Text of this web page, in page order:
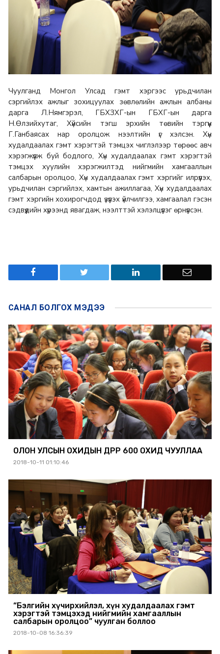
Чуулганд Монгол Улсад гэмт хэргээс урьдчилан
сэргийлэх ажлыг зохицуулах зөвлөлийн ажлын албаны
дарга Л.Нямгэрэл, ГБХЗХГ-ын ГБХГ-ын дарга
Н.Өлзийхутаг, Хүйсийн тэгш эрхийн төвийн тэргүүн
Г.Ганбаясах нар оролцож нээлтийн үг хэлсэн. Хүн
худалдаалах гэмт хэрэгтэй тэмцэх чиглэлээр төрөөс авч
хэрэгжүүлж буй бодлого, Хүн худалдаалах гэмт хэрэгтэй
тэмцэх хуулийн хэрэгжилтэд нийгмийн хамгааллын
салбарын оролцоо, Хүн худалдаалах гэмт хэргийг илрүүлэх,
урьдчилан сэргийлэх, хамтын ажиллагаа, Хүн худалдаалах
гэмт хэргийн хохирогчдод үзүүлэх үйлчилгээ, хамгаалал гэсэн
сэдвүүдийн хүрээнд явагдаж, нээлттэй хэлэлцүүлэг өрнүүлсэн.
САНАЛ БОЛГОХ МЭДЭЭ
ОЛОН УЛСЫН ОХИДЫН ӨДРӨӨР 600 ОХИД ЧУУЛЛАА
2018-10-11 01:10:46
“Бэлгийн хүчирхийлэл, хүн худалдаалах гэмт
хэрэгтэй тэмцэхэд нийгмийн хамгааллын
салбарын оролцоо” чуулган боллоо
2018-10-08 16:36:39